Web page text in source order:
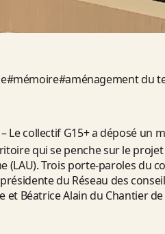
#mémoire#aménagement du
– Le collectif G15+ a déposé un
qui se penche sur le
(LAU). Trois porte-paroles du
du Réseau des
et Béatrice Alain du Chantier